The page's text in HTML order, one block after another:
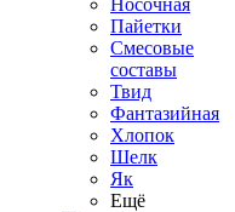
Пайетки
Смесовые
составы
Твид
Фантазийная
Хлопок
Шелк
Як
Ещё